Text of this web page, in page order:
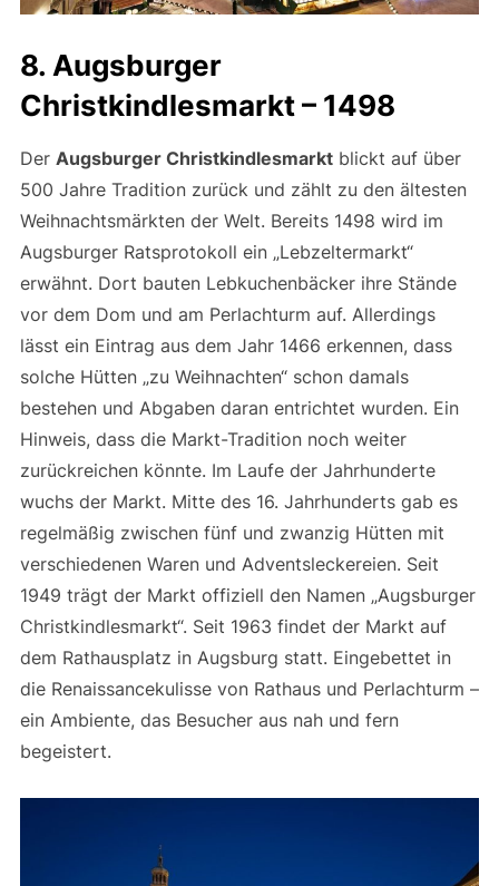
8. Augsburger
Christkindlesmarkt – 1498
Der Augsburger Christkindlesmarktblickt auf über
500 Jahre Tradition zurück und zählt zu den ältesten
Weihnachtsmärkten der Welt. Bereits 1498 wird im
Augsburger Ratsprotokoll ein „Lebzeltermarkt“
erwähnt. Dort bauten Lebkuchenbäcker ihre Stände
vor dem Dom und am Perlachturm auf. Allerdings
lässt ein Eintrag aus dem Jahr 1466 erkennen, dass
solche Hütten „zu Weihnachten“ schon damals
bestehen und Abgaben daran entrichtet wurden. Ein
Hinweis, dass die Markt-Tradition noch weiter
zurückreichen könnte. Im Laufe der Jahrhunderte
wuchs der Markt. Mitte des 16. Jahrhunderts gab es
regelmäßig zwischen fünf und zwanzig Hütten mit
verschiedenen Waren und Adventsleckereien. Seit
1949 trägt der Markt offiziell den Namen „Augsburger
Christkindlesmarkt“. Seit 1963 findet der Markt auf
dem Rathausplatz in Augsburg statt. Eingebettet in
die Renaissancekulisse von Rathaus und Perlachturm –
ein Ambiente, das Besucher aus nah und fern
begeistert.